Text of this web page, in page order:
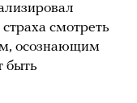
смотреть
осознающим
быть